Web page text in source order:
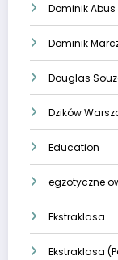
Dominik Abus
Dominik
Douglas
Dzików
Education
egzotyczne
Ekstraklasa
Ekstraklasa